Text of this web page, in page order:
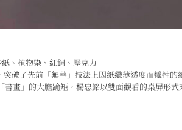
、植物染、紅銅、壓克力
破了先前「無華」技法上因紙纖薄透度而犧牲
畫」的大膽踰矩，楊忠銘以雙面觀看的桌屏形